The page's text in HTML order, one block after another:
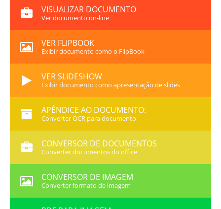
VISUALIZAR DOCUMENTO
Ver documento on-line
VER FLIPBOOK
Exibir documento como o FlipBook
VER SLIDESHOW
Exibir documento como apresentação de slides
APÊNDICE AO DOCUMENTO:
Converter OCR para documento
CONVERSOR DE DOCUMENTOS
Converter documentos do office
CONVERSOR DE IMAGEM
Converter formato de imagem